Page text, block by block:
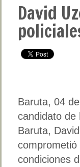
David
Baruta, 04
candidato de
Baruta,
condiciones